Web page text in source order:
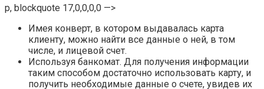
p, blockquote 17,0,0,0,0 —>
Имея конверт, в котором выдавалась карта
клиенту, можно найти все данные о ней, в том
числе, и лицевой счет.
Используя банкомат. Для получения информации
таким способом достаточно использовать карту, и
получить необходимые данные о счете, увидев их